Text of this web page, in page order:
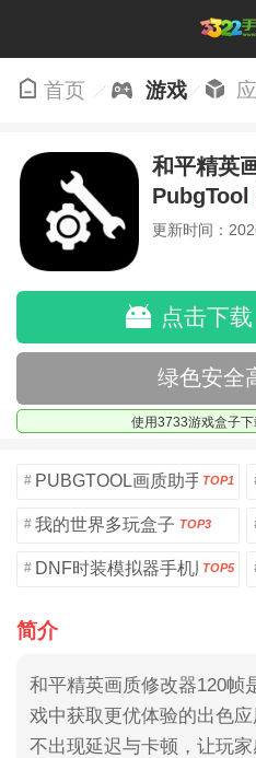
首页 游戏
和平精英
PubgTool
更新时间：
点击下
绿色安全
使用3733游戏盒子
# PUBGTOOL画质助手安卓版
TOP1
# 我的世界多玩盒子 TOP3
# DNF时装模拟器手机版TOP5
简介
和平精英画质修改器120帧
戏中获取更优体验的出色
不出现延迟与卡顿，让玩